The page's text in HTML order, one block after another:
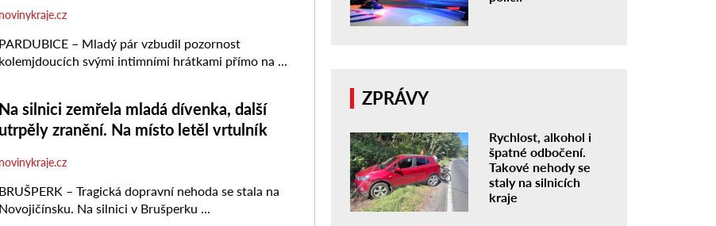
ZPRÁVY
Rychlost, alkohol i
špatné odbočení.
Takové nehody se
staly na silnicích
kraje